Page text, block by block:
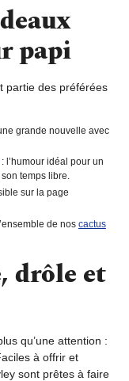
papi
partie des préférées
grande nouvelle avec
l’humour idéal pour un
temps libre.
sur la page
de nos cactus
drôle et
qu’une attention :
à offrir et
sont prêtes à faire